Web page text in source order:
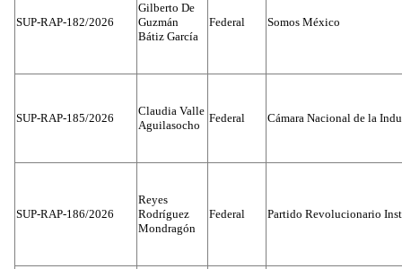
SUP-RAP-182/2026
Gilberto De
Guzmán
Bátiz García
Federal Somos México
SUP-RAP-185/2026
Claudia Valle
Aguilasocho
Federal Cámara Nacional de la
SUP-RAP-186/2026
Reyes
Rodríguez
Mondragón
Federal Partido Revolucionario